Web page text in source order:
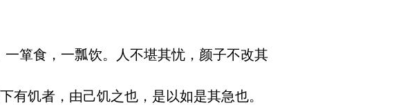
箪食，一瓢饮。人不堪其忧，颜子不改其
饥者，由己饥之也，是以如是其急也。